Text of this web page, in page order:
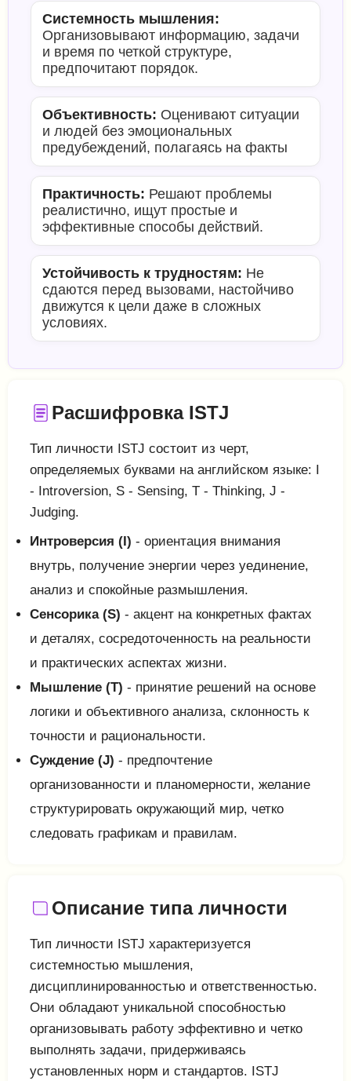
Системность мышления:
Организовывают информацию, задачи
и время по четкой структуре,
предпочитают порядок.
Объективность: Оценивают ситуации
и людей без эмоциональных
предубеждений, полагаясь на факты
Практичность: Решают проблемы
реалистично, ищут простые и
эффективные способы действий.
Устойчивость к трудностям: Не
сдаются перед вызовами, настойчиво
движутся к цели даже в сложных
условиях.
Расшифровка ISTJ
Тип личности ISTJ состоит из черт,
определяемых буквами на английском языке: I
- Introversion, S - Sensing, T - Thinking, J -
Judging.
Интроверсия (I) - ориентация внимания
внутрь, получение энергии через уединение,
анализ и спокойные размышления.
Сенсорика (S) - акцент на конкретных фактах
и деталях, сосредоточенность на реальности
и практических аспектах жизни.
Мышление (T) - принятие решений на основе
логики и объективного анализа, склонность к
точности и рациональности.
Суждение (J) - предпочтение
организованности и планомерности, желание
структурировать окружающий мир, четко
следовать графикам и правилам.
Описание типа личности
Тип личности ISTJ характеризуется
системностью мышления,
дисциплинированностью и ответственностью.
Они обладают уникальной способностью
организовывать работу эффективно и четко
выполнять задачи, придерживаясь
установленных норм и стандартов. ISTJ